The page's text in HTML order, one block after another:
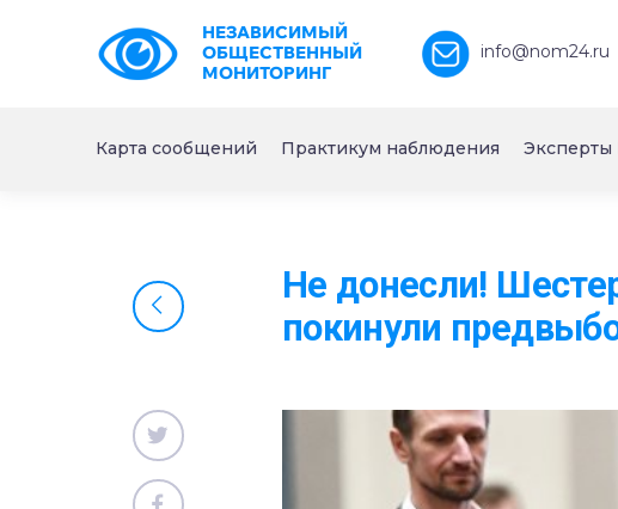
НЕЗАВИСИМЫЙ
ОБЩЕСТВЕННЫЙ
МОНИТОРИНГ
info@nom24.ru
Карта сообщений Практикум наблюдения
Не донесли!
покинули